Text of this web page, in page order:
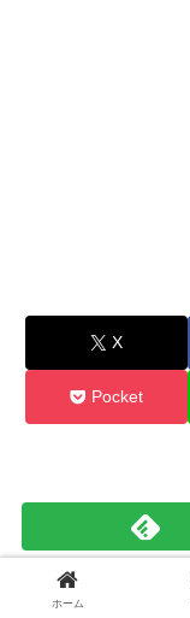
X
Pocket
ホーム